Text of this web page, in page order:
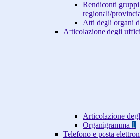
Rendiconti
regionali/
Atti degli organi
Articolazione degli uffici
Articolazione
Organigramma 1
Telefono e posta